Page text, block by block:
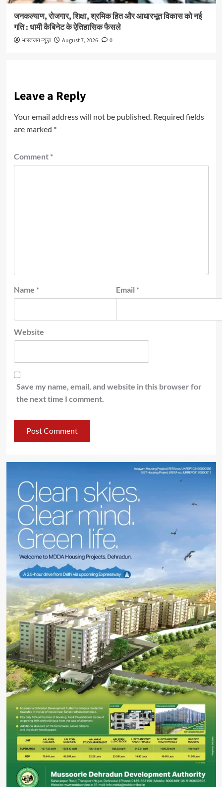
जनकल्याण, रोजगार, शिक्षा, श्रमिक हित और आधारभूत विकास को नई
गति : धामी कैबिनेट के ऐतिहासिक फैसले
भारतजन न्यूज़ August 7, 2026 0
Leave a Reply
Your email address will not be published. Required fields
are marked *
Comment *
Name * Email *
Website
Save my name, email, and website in this browser for
the next time I comment.